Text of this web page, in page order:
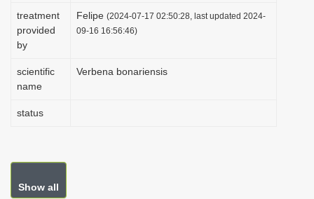
treatment
provided
by
Felipe (2024-07-17 02:50:28, last updated 2024-
09-16 16:56:46)
scientific
name
Verbena bonariensis
status
Show all